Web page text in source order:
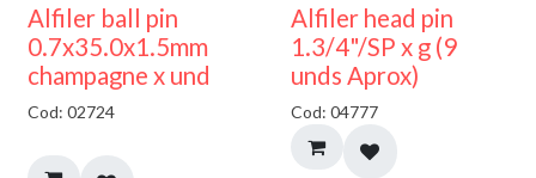
Alfiler ball pin
0.7x35.0x1.5mm
champagne x und
Cod: 02724 50% DESCUENTO
Alfiler head pin
1.3/4"/SP x g (9
unds Aprox)
Cod: 04777